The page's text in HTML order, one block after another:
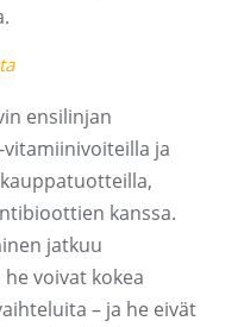
ensilinjan
ja
kanssa.
jatkuu
voivat kokea
– ja he eivät